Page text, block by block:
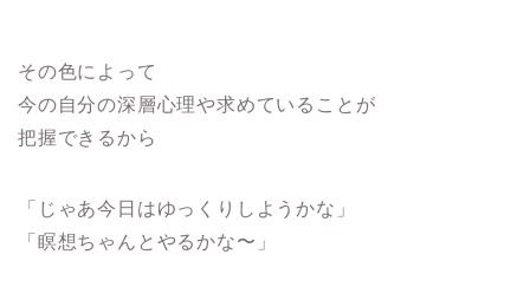
その色によって
今の自分の深層心理や求めていることが
把握できるから
「じゃあ今日はゆっくりしようかな」
「瞑想ちゃんとやるかな〜」